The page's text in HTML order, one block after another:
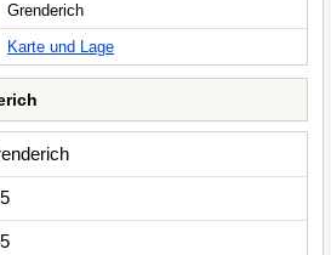
Grenderich
Karte und Lage